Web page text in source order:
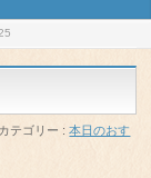
カテゴリー :本日のおす